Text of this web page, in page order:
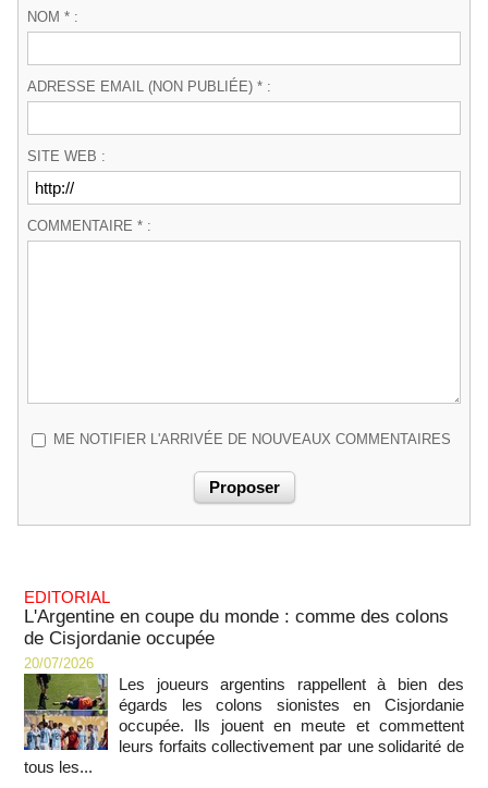
NOM * :
ADRESSE EMAIL (NON PUBLIÉE) * :
SITE WEB :
COMMENTAIRE * :
ME NOTIFIER L'ARRIVÉE DE NOUVEAUX COMMENTAIRES
EDITORIAL
L'Argentine en coupe du monde : comme des colons
de Cisjordanie occupée
20/07/2026
Les joueurs argentins rappellent à bien des
égards les colons sionistes en Cisjordanie
occupée. Ils jouent en meute et commettent
leurs forfaits collectivement par une solidarité de
tous les...